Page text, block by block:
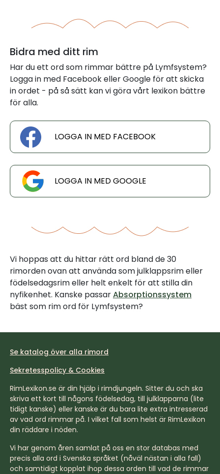
Bidra med ditt rim
Har du ett ord som rimmar bättre på Lymfsystem?
Logga in med Facebook eller Google för att skicka
in ordet - på så sätt kan vi göra vårt lexikon bättre
för alla.
LOGGA IN MED FACEBOOK
LOGGA IN MED GOOGLE
Vi hoppas att du hittar rätt ord bland de 30
rimorden ovan att använda som julklappsrim eller
födelsedagsrim eller helt enkelt för att stilla din
nyfikenhet. Kanske passarAbsorptionssystem
bäst som rim ord för Lymfsystem?
Se katalog över alla rimord
Sekretesspolicy & Cookies
RimLexikon.se är din hjälp i rimdjungeln. Sitter du och ska
skriva ett kort till någons födelsedag, till julklapparna (lite
tidigt kanske) eller kanske är du bara lite extra intresserad
av vad ord rimmar på. I vilket fall som helst är RimLexikon
din räddare i nöden.
Vi har genom åren samlat på oss en stor databas med
precis alla ord i Svenska språket (nåväl nästan i alla fall)
och samtidigt kopplat ihop dessa orden till vad de rimmar